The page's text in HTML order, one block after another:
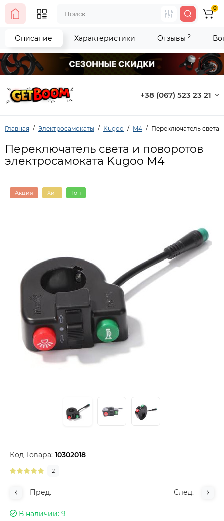
+38 (067) 523 23 21
0
Главная Электросамокаты Kugoo M4 Переключатель света
Переключатель света и поворотов
электросамоката Kugoo M4
Акция Хит Топ
Код Товара: 10302018
2
Пред. След.
В наличии 9
Описание Характеристики Отзывы 2